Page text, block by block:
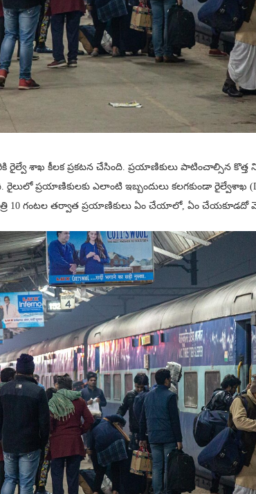
రైల్వే శాఖ కీలక ప్రకటన చేసింది. ప్రయాణికులు పాటించాల్సిన
రైలులో ప్రయాణికులకు ఎలాంటి ఇబ్బందులు కలగకుండా రైల్వేశాఖ
10 గంటల తర్వాత ప్రయాణికులు ఏం చేయాలో, ఏం చేయకూడదో